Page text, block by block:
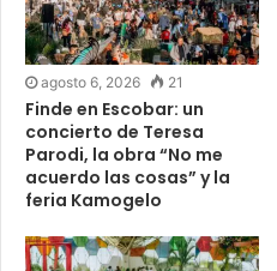
agosto 6, 2026 21
Finde en Escobar: un
concierto de Teresa
Parodi, la obra “No me
acuerdo las cosas” y la
feria Kamogelo